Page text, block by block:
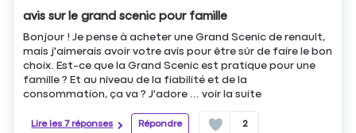
avis sur le grand scenic pour famille
Bonjour ! Je pense à acheter une Grand Scenic de renault,
mais j'aimerais avoir votre avis pour être sûr de faire le bon
choix. Est-ce que la Grand Scenic est pratique pour une
famille ? Et au niveau de la fiabilité et de la
consommation, ça va ? J'adore ...voir la suite
Lire les 7 réponses Répondre 2